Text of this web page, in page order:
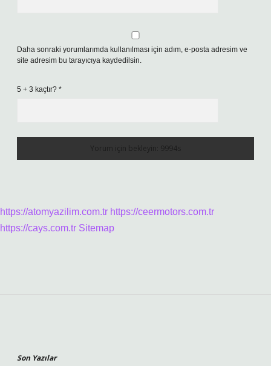
Daha sonraki yorumlarımda kullanılması için adım, e-posta adresim ve
site adresim bu tarayıcıya kaydedilsin.
5 + 3 kaçtır? *
https://atomyazilim.com.tr https://ceermotors.com.tr
https://cays.com.tr Sitemap
Son Yazılar